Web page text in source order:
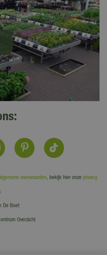
voorwaarden, bekijk hier onze privacy
.
De Boet
Overzicht